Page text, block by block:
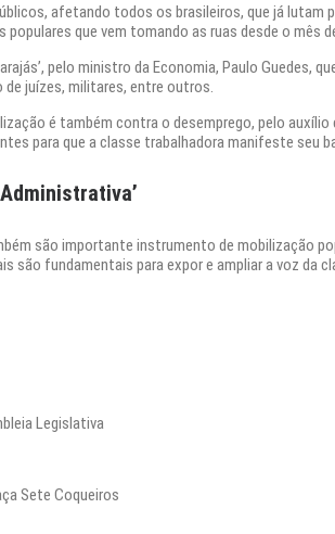
afetando todos os brasileiros, que já
que vem tomando as ruas desde o mês
pelo ministro da Economia, Paulo Guedes,
juízes, militares, entre outros.
é também contra o desemprego, pelo
para que a classe trabalhadora manifeste seu
são importante instrumento de mobilização
são fundamentais para expor e ampliar a voz da
Legislativa
Sete Coqueiros